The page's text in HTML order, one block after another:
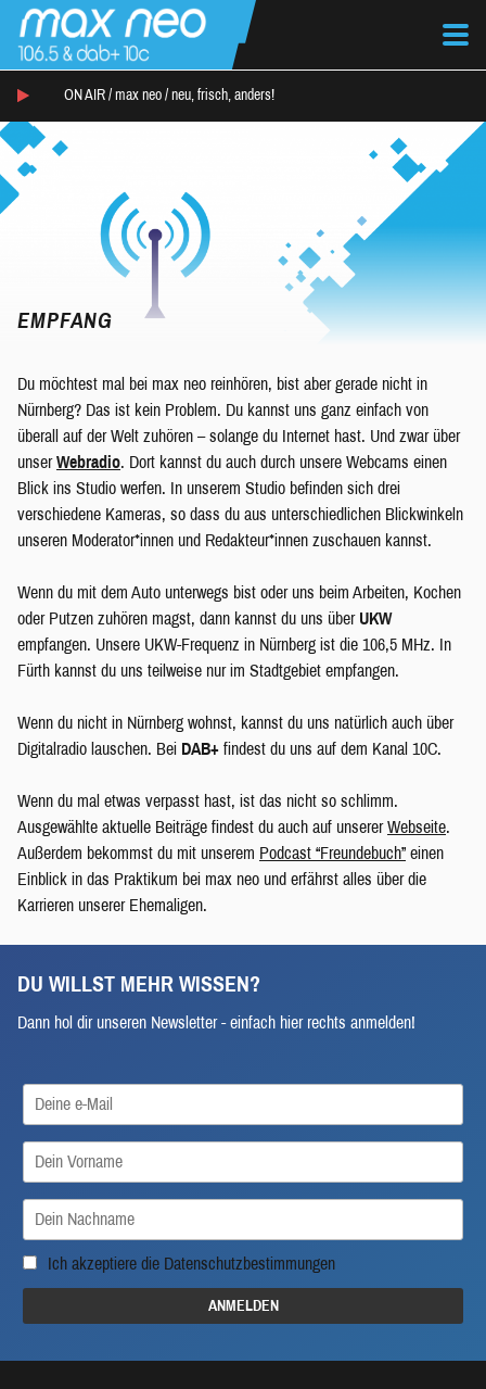
ON AIR / max neo / neu, frisch, anders!
EMPFANG
Du möchtest mal bei max neo reinhören, bist aber gerade nicht in
Nürnberg? Das ist kein Problem. Du kannst uns ganz einfach von
überall auf der Welt zuhören – solange du Internet hast. Und zwar über
unserWebradio. Dort kannst du auch durch unsere Webcams einen
Blick ins Studio werfen. In unserem Studio befinden sich drei
verschiedene Kameras, so dass du aus unterschiedlichen Blickwinkeln
unseren Moderator*innen und Redakteur*innen zuschauen kannst.
Wenn du mit dem Auto unterwegs bist oder uns beim Arbeiten, Kochen
oder Putzen zuhören magst, dann kannst du uns über UKW
empfangen. Unsere UKW-Frequenz in Nürnberg ist die 106,5 MHz. In
Fürth kannst du uns teilweise nur im Stadtgebiet empfangen.
Wenn du nicht in Nürnberg wohnst, kannst du uns natürlich auch über
Digitalradio lauschen. Bei DAB+ findest du uns auf dem Kanal 10C.
Wenn du mal etwas verpasst hast, ist das nicht so schlimm.
Ausgewählte aktuelle Beiträge findest du auch auf unsererWebseite.
Außerdem bekommst du mit unserem Podcast “Freundebuch” einen
Einblick in das Praktikum bei max neo und erfährst alles über die
Karrieren unserer Ehemaligen.
DU WILLST MEHR WISSEN?
Dann hol dir unseren Newsletter - einfach hier rechts anmelden!
Ich akzeptiere die Datenschutzbestimmungen